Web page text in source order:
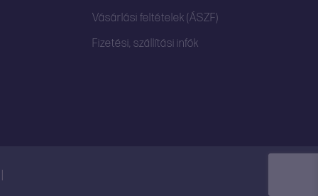
Vásárlási feltételek (ÁSZF)
Fizetési, szállítási infók